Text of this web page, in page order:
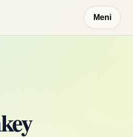
Meni